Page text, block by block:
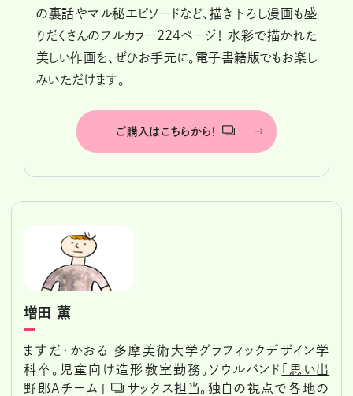
の裏話やマル秘エピソードなど、描き下ろし漫画も盛
りだくさんのフルカラー224ページ！ 水彩で描かれた
美しい作画を、ぜひお手元に。電子書籍版でもお楽し
みいただけます。
ご購入はこちらから！
増田 薫
ますだ・かおる 多摩美術大学グラフィックデザイン学
科卒。児童向け造形教室勤務。ソウルバンド
「思い出
野郎Aチーム」
サックス担当。独自の視点で各地の